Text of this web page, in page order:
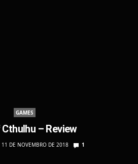
GAMES
– Review
11 DE NOVEMBRO DE 2018 1